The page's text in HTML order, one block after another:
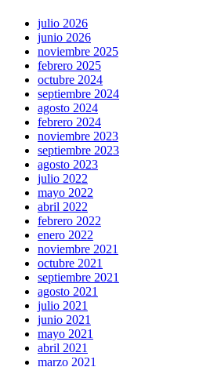
julio 2026
junio 2026
noviembre 2025
febrero 2025
octubre 2024
septiembre 2024
agosto 2024
febrero 2024
noviembre 2023
septiembre 2023
agosto 2023
julio 2022
mayo 2022
abril 2022
febrero 2022
enero 2022
noviembre 2021
octubre 2021
septiembre 2021
agosto 2021
julio 2021
junio 2021
mayo 2021
abril 2021
marzo 2021